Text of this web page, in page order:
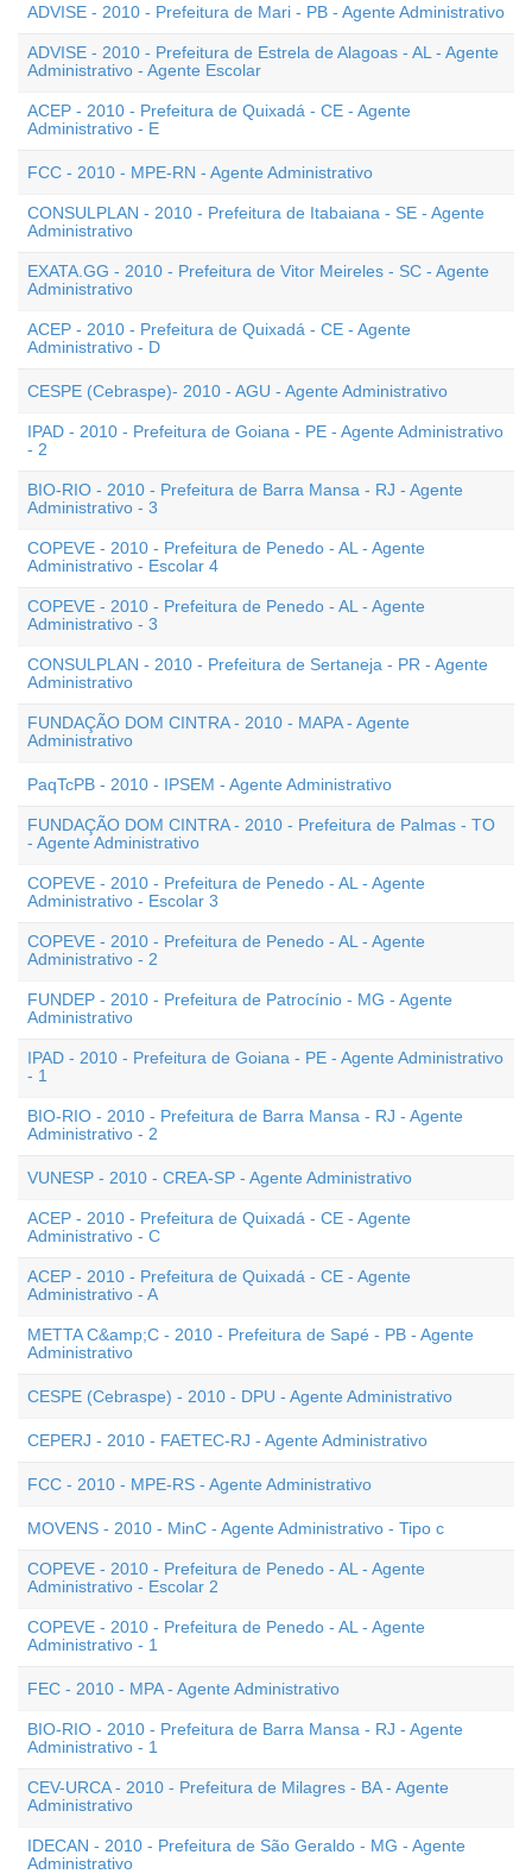
ADVISE - 2010 - Prefeitura de Mari - PB - Agente Administrativo
ADVISE - 2010 - Prefeitura de Estrela de Alagoas - AL - Agente
Administrativo - Agente Escolar
ACEP - 2010 - Prefeitura de Quixadá - CE - Agente
Administrativo - E
FCC - 2010 - MPE-RN - Agente Administrativo
CONSULPLAN - 2010 - Prefeitura de Itabaiana - SE - Agente
Administrativo
EXATA.GG - 2010 - Prefeitura de Vitor Meireles - SC - Agente
Administrativo
ACEP - 2010 - Prefeitura de Quixadá - CE - Agente
Administrativo - D
CESPE (Cebraspe)- 2010 - AGU - Agente Administrativo
IPAD - 2010 - Prefeitura de Goiana - PE - Agente Administrativo
- 2
BIO-RIO - 2010 - Prefeitura de Barra Mansa - RJ - Agente
Administrativo - 3
COPEVE - 2010 - Prefeitura de Penedo - AL - Agente
Administrativo - Escolar 4
COPEVE - 2010 - Prefeitura de Penedo - AL - Agente
Administrativo - 3
CONSULPLAN - 2010 - Prefeitura de Sertaneja - PR - Agente
Administrativo
FUNDAÇÃO DOM CINTRA - 2010 - MAPA - Agente
Administrativo
PaqTcPB - 2010 - IPSEM - Agente Administrativo
FUNDAÇÃO DOM CINTRA - 2010 - Prefeitura de Palmas - TO
- Agente Administrativo
COPEVE - 2010 - Prefeitura de Penedo - AL - Agente
Administrativo - Escolar 3
COPEVE - 2010 - Prefeitura de Penedo - AL - Agente
Administrativo - 2
FUNDEP - 2010 - Prefeitura de Patrocínio - MG - Agente
Administrativo
IPAD - 2010 - Prefeitura de Goiana - PE - Agente Administrativo
- 1
BIO-RIO - 2010 - Prefeitura de Barra Mansa - RJ - Agente
Administrativo - 2
VUNESP - 2010 - CREA-SP - Agente Administrativo
ACEP - 2010 - Prefeitura de Quixadá - CE - Agente
Administrativo - C
ACEP - 2010 - Prefeitura de Quixadá - CE - Agente
Administrativo - A
METTA C&amp;C - 2010 - Prefeitura de Sapé - PB - Agente
Administrativo
CESPE (Cebraspe) - 2010 - DPU - Agente Administrativo
CEPERJ - 2010 - FAETEC-RJ - Agente Administrativo
FCC - 2010 - MPE-RS - Agente Administrativo
MOVENS - 2010 - MinC - Agente Administrativo - Tipo c
COPEVE - 2010 - Prefeitura de Penedo - AL - Agente
Administrativo - Escolar 2
COPEVE - 2010 - Prefeitura de Penedo - AL - Agente
Administrativo - 1
FEC - 2010 - MPA - Agente Administrativo
BIO-RIO - 2010 - Prefeitura de Barra Mansa - RJ - Agente
Administrativo - 1
CEV-URCA - 2010 - Prefeitura de Milagres - BA - Agente
Administrativo
IDECAN - 2010 - Prefeitura de São Geraldo - MG - Agente
Administrativo